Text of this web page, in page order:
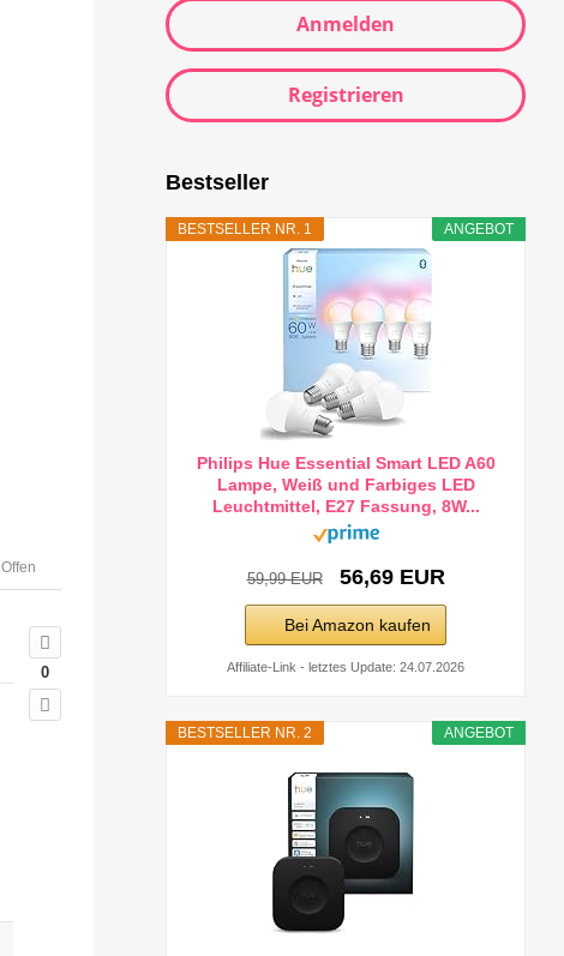
Offen
0
Anmelden
Registrieren
Bestseller
ANGEBOT
BESTSELLER NR. 1
Philips Hue Essential Smart LED A60
Lampe, Weiß und Farbiges LED
Leuchtmittel, E27 Fassung, 8W...
59,99 EUR 56,69 EUR
Bei Amazon kaufen
Affiliate-Link - letztes Update: 24.07.2026
ANGEBOT
BESTSELLER NR. 2